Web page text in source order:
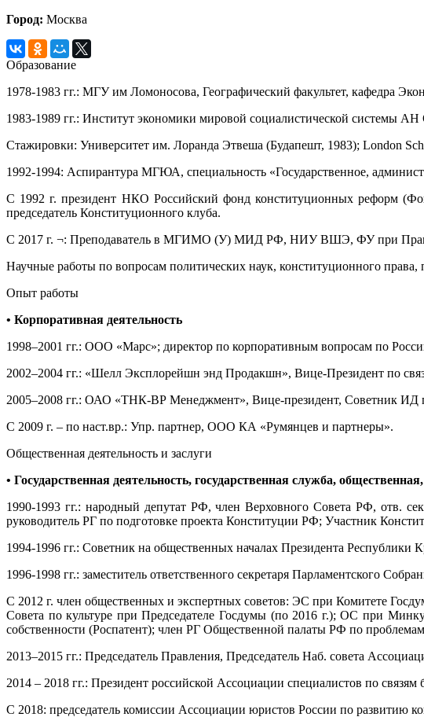
Город: Москва
Образование
1978-1983 гг.: МГУ им Ломоносова, Географический факультет, кафедра
1983-1989 гг.: Институт экономики мировой социалистической системы
Стажировки: Университет им. Лоранда Этвеша (Будапешт, 1983); London
1992-1994: Аспирантура МГЮА, специальность «Государственное,
С 1992 г. президент НКО Российский фонд конституционных реформ
председатель Конституционного клуба.
С 2017 г. ¬: Преподаватель в МГИМО (У) МИД РФ, НИУ ВШЭ, ФУ при
Научные работы по вопросам политических наук, конституционного права,
Опыт работы
• Корпоративная деятельность
1998–2001 гг.: ООО «Марс»; директор по корпоративным вопросам по
2002–2004 гг.: «Шелл Эксплорейшн энд Продакшн», Вице-Президент по
2005–2008 гг.: ОАО «ТНК-ВР Менеджмент», Вице-президент, Советник ИД
С 2009 г. – по наст.вр.: Упр. партнер, ООО КА «Румянцев и партнеры».
Общественная деятельность и заслуги
• Государственная деятельность, государственная служба,
1990-1993 гг.: народный депутат РФ, член Верховного Совета РФ, отв.
руководитель РГ по подготовке проекта Конституции РФ; Участник
1994-1996 гг.: Советник на общественных началах Президента Республики
1996-1998 гг.: заместитель ответственного секретаря Парламентского
С 2012 г. член общественных и экспертных советов: ЭС при Комитете
Совета по культуре при Председателе Госдумы (по 2016 г.); ОС при
собственности (Роспатент); член РГ Общественной палаты РФ по
2013–2015 гг.: Председатель Правления, Председатель Наб. совета
2014 – 2018 гг.: Президент российской Ассоциации специалистов по связям
С 2018: председатель комиссии Ассоциации юристов России по развитию